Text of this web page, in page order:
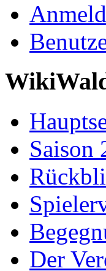
Saison
Der